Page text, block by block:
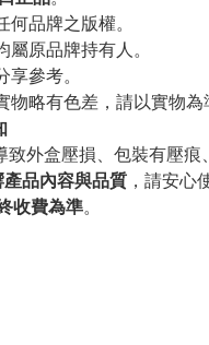
品牌之版權。
原品牌持有人。
參考。
物略有色差，請以實物為
致外盒壓損、包裝有壓痕
產品內容與品質 ，請安心
收費為準。